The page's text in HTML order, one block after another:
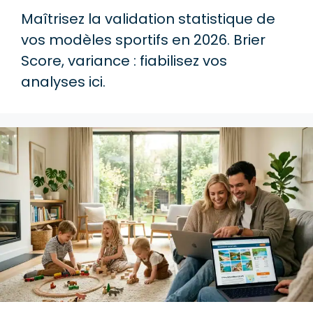
Maîtrisez la validation statistique de
vos modèles sportifs en 2026. Brier
Score, variance : fiabilisez vos
analyses ici.